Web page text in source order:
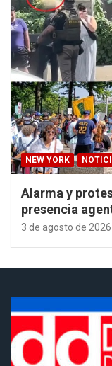
NEW YORK
Alarma y
presencia
3 de agosto de 2026